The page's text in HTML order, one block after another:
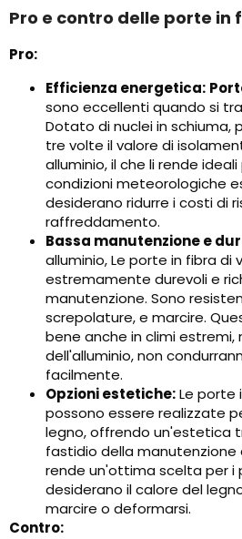
Pro e contro delle porte in
Pro:
Efficienza energetica:
sono eccellenti quando si
Dotato di nuclei in schiuma,
tre volte il valore di
alluminio, il che li rende
condizioni meteorologiche
desiderano ridurre i costi di
raffreddamento.
Bassa manutenzione e
alluminio, Le porte in fibra di
estremamente durevoli e
manutenzione. Sono
screpolature, e marcire.
bene anche in climi estremi,
dell'alluminio, non
facilmente.
Opzioni estetiche:Le porte
possono essere realizzate
legno, offrendo un'estetica
fastidio della manutenzione
rende un'ottima scelta per i
desiderano il calore del
marcire o deformarsi.
Contro: